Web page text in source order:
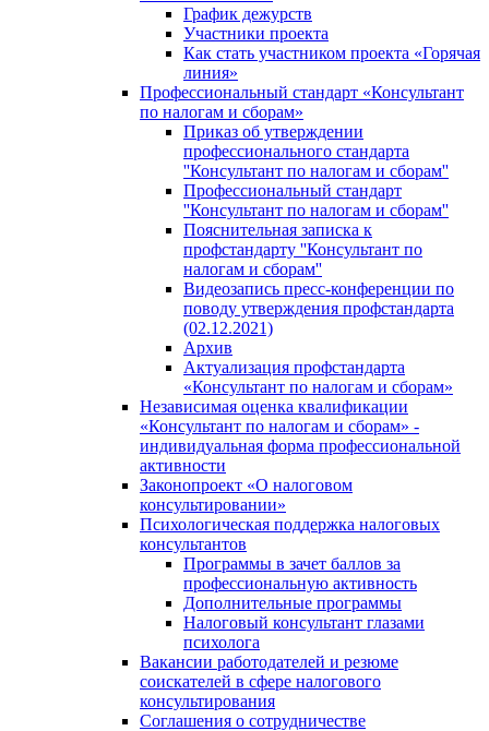
График дежурств
Участники проекта
Как стать участником проекта «Горячая
линия»
Профессиональный стандарт «Консультант
по налогам и сборам»
Приказ об утверждении
профессионального стандарта
''Консультант по налогам и сборам''
Профессиональный стандарт
''Консультант по налогам и сборам''
Пояснительная записка к
профстандарту ''Консультант по
налогам и сборам''
Видеозапись пресс-конференции по
поводу утверждения профстандарта
(02.12.2021)
Архив
Актуализация профстандарта
«Консультант по налогам и сборам»
Независимая оценка квалификации
«Консультант по налогам и сборам» -
индивидуальная форма профессиональной
активности
Законопроект «О налоговом
консультировании»
Психологическая поддержка налоговых
консультантов
Программы в зачет баллов за
профессиональную активность
Дополнительные программы
Налоговый консультант глазами
психолога
Вакансии работодателей и резюме
соискателей в сфере налогового
консультирования
Соглашения о сотрудничестве